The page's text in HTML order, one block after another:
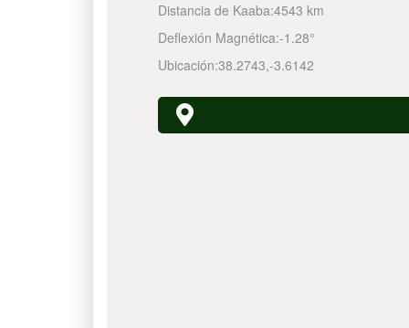
Distancia de Kaaba:4543 km
Deflexión Magnética:-1.28°
Ubicación:38.2743,-3.6142